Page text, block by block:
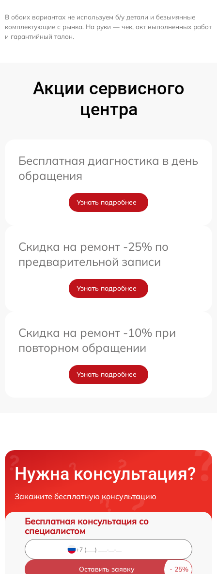
В обоих вариантах не используем б/у детали и безымянные
комплектующие с рынка. На руки — чек, акт выполненных работ
и гарантийный талон.
Акции сервисного
центра
Бесплатная диагностика в день
обращения
Узнать подробнее
Скидка на ремонт -25% по
предварительной записи
Узнать подробнее
Скидка на ремонт -10% при
повторном обращении
Узнать подробнее
Нужна консультация?
Закажите бесплатную консультацию
Бесплатная консультация со
специалистом
Оставить заявку